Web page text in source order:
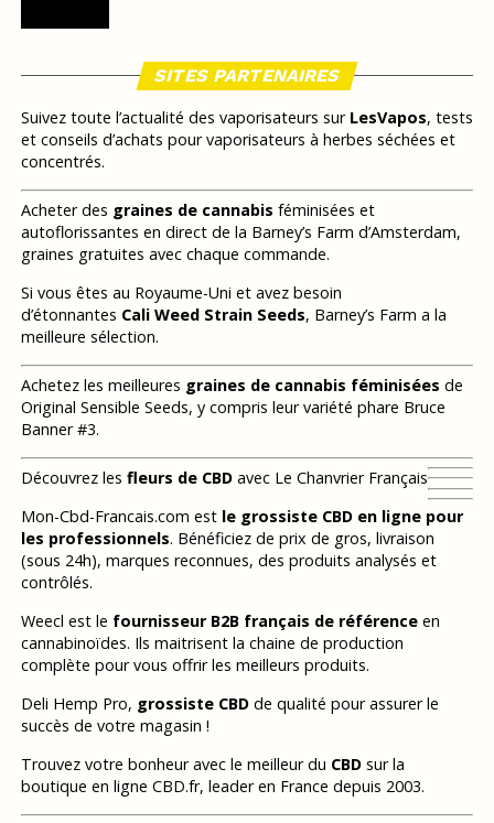
SITES PARTENAIRES
Suivez toute l’actualité des vaporisateurs sur LesVapos, tests
et conseils d’achats pour vaporisateurs à herbes séchées et
concentrés.
Acheter des graines de cannabis féminisées et
autoflorissantes en direct de la Barney’s Farm d’Amsterdam,
graines gratuites avec chaque commande.
Si vous êtes au Royaume-Uni et avez besoin
d’étonnantes Cali Weed Strain Seeds, Barney’s Farm a la
meilleure sélection.
Achetez les meilleures graines de cannabis féminisées de
Original Sensible Seeds, y compris leur variété phare Bruce
Banner #3.
Découvrez les fleurs de CBDavec Le Chanvrier Français
Mon-Cbd-Francais.com est le grossiste CBD en ligne pour
les professionnels. Bénéficiez de prix de gros, livraison
(sous 24h), marques reconnues, des produits analysés et
contrôlés.
Weecl est le fournisseur B2B français de référenceen
cannabinoïdes. Ils maitrisent la chaine de production
complète pour vous offrir les meilleurs produits.
Deli Hemp Pro, grossiste CBDde qualité pour assurer le
succès de votre magasin !
Trouvez votre bonheur avec le meilleur du CBDsur la
boutique en ligne CBD.fr, leader en France depuis 2003.